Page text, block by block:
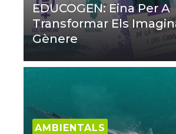
EDUCOGEN: Eina Per A
Transformar Els
Gènere
AMBIENTALS